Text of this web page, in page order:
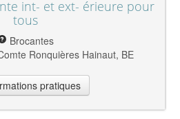
int- et ext- érieure pour
tous
Brocantes
Ronquières Hainaut, BE
pratiques